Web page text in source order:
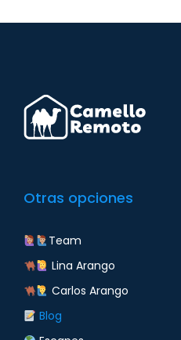
Otras opciones
Team
Lina Arango
Carlos Arango
Blog